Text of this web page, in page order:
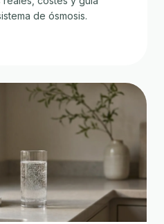
de ósmosis.